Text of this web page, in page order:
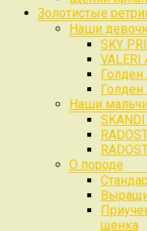
Золотистые
Наши
SKY
VALERI
Наши
О породе
щенка